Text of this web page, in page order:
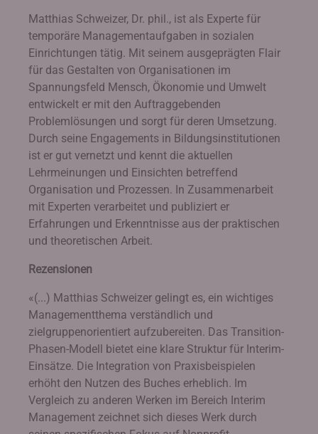
Matthias Schweizer, Dr. phil., ist als Experte für
temporäre Managementaufgaben in sozialen
Einrichtungen tätig. Mit seinem ausgeprägten Flair
für das Gestalten von Organisationen im
Spannungsfeld Mensch, Ökonomie und Umwelt
entwickelt er mit den Auftraggebenden
Problemlösungen und sorgt für deren Umsetzung.
Durch seine Engagements in Bildungsinstitutionen
ist er gut vernetzt und kennt die aktuellen
Lehrmeinungen und Einsichten betreffend
Organisation und Prozessen. In Zusammenarbeit
mit Experten verarbeitet und publiziert er
Erfahrungen und Erkenntnisse aus der praktischen
und theoretischen Arbeit.
Rezensionen
«(...) Matthias Schweizer gelingt es, ein wichtiges
Managementthema verständlich und
zielgruppenorientiert aufzubereiten. Das Transition-
Phasen-Modell bietet eine klare Struktur für Interim-
Einsätze. Die Integration von Praxisbeispielen
erhöht den Nutzen des Buches erheblich. Im
Vergleich zu anderen Werken im Bereich Interim
Management zeichnet sich dieses Werk durch